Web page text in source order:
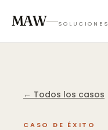
MAW SOLUCIONES
← Todos los casos
CASO DE ÉXITO